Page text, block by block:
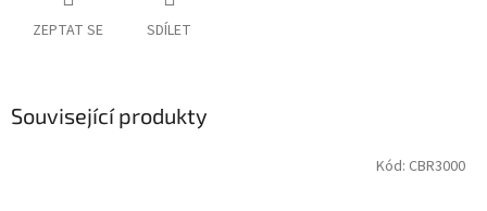
ZEPTAT SE SDÍLET
Související produkty
Kód: CBR3000